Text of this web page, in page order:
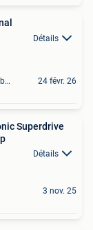
Détails
Zwijnaarde+Deel Van Merelbeke 24 févr. 26
Superdrive
Détails
3 nov. 25